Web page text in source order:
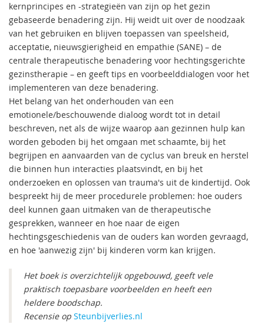
kernprincipes en -strategieën van zijn op het gezin
gebaseerde benadering zijn. Hij weidt uit over de noodzaak
van het gebruiken en blijven toepassen van speelsheid,
acceptatie, nieuwsgierigheid en empathie (SANE) – de
centrale therapeutische benadering voor hechtingsgerichte
gezinstherapie – en geeft tips en voorbeelddialogen voor het
implementeren van deze benadering.
Het belang van het onderhouden van een
emotionele/beschouwende dialoog wordt tot in detail
beschreven, net als de wijze waarop aan gezinnen hulp kan
worden geboden bij het omgaan met schaamte, bij het
begrijpen en aanvaarden van de cyclus van breuk en herstel
die binnen hun interacties plaatsvindt, en bij het
onderzoeken en oplossen van trauma's uit de kindertijd. Ook
bespreekt hij de meer procedurele problemen: hoe ouders
deel kunnen gaan uitmaken van de therapeutische
gesprekken, wanneer en hoe naar de eigen
hechtingsgeschiedenis van de ouders kan worden gevraagd,
en hoe 'aanwezig zijn' bij kinderen vorm kan krijgen.
Het boek is overzichtelijk opgebouwd, geeft vele
praktisch toepasbare voorbeelden en heeft een
heldere boodschap.
Recensie op Steunbijverlies.nl